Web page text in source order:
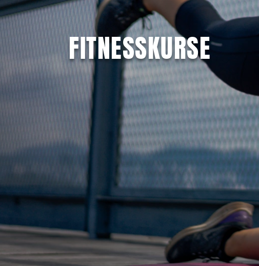
FITNESSKURSE